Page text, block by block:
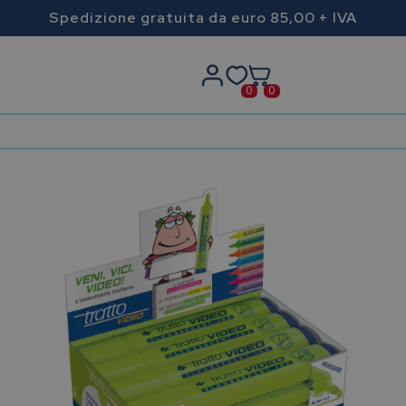
Spedizione gratuita da euro 85,00 + IVA
0 0